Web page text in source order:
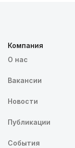
Компания
О нас
Вакансии
Новости
Публикации
События